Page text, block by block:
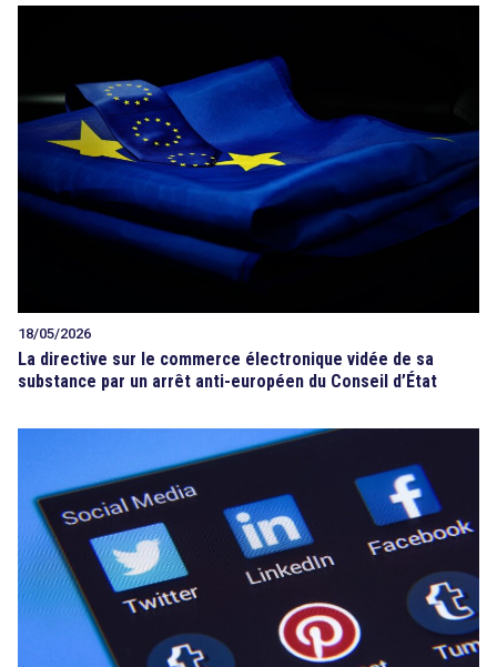
18/05/2026
La directive sur le commerce électronique vidée de sa
substance par un arrêt anti-européen du Conseil d’État